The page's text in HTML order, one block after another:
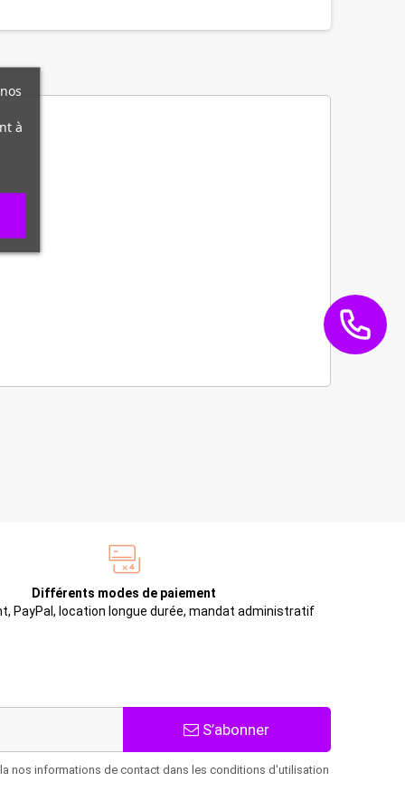
Différents modes de paiement
PayPal, location longue durée, mandat administratif
S’abonner
nos informations de contact dans les conditions d'utilisation
à